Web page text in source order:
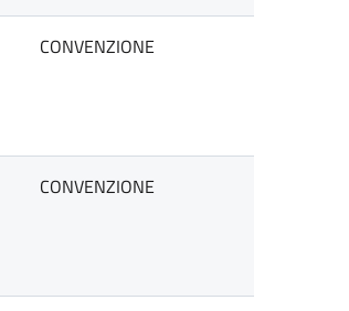
CONVENZIONE
CONVENZIONE